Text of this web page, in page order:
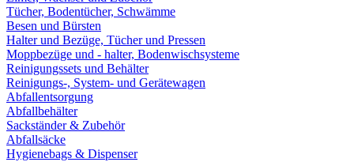
Tücher, Bodentücher, Schwämme
Besen und Bürsten
Halter und Bezüge, Tücher und Pressen
Moppbezüge und - halter, Bodenwischsysteme
Reinigungssets und Behälter
Reinigungs-, System- und Gerätewagen
Abfallentsorgung
Abfallbehälter
Sackständer & Zubehör
Abfallsäcke
Hygienebags & Dispenser